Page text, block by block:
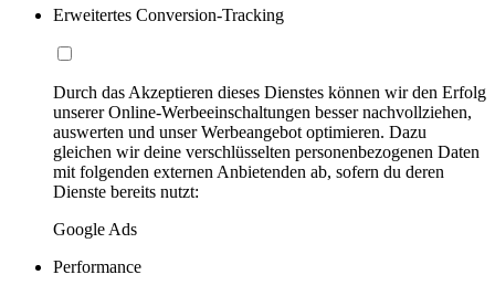
Erweitertes Conversion-Tracking
Durch das Akzeptieren dieses Dienstes können wir den Erfolg
unserer Online-Werbeeinschaltungen besser nachvollziehen,
auswerten und unser Werbeangebot optimieren. Dazu
gleichen wir deine verschlüsselten personenbezogenen Daten
mit folgenden externen Anbietenden ab, sofern du deren
Dienste bereits nutzt:
Google Ads
Performance